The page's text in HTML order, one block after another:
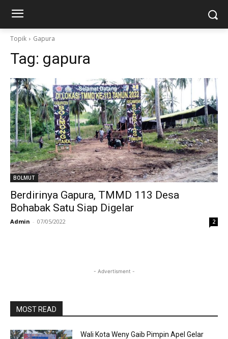
Topik Gapura
Tag: gapura
BOLMUT
Berdirinya Gapura, TMMD 113 Desa
Bohabak Satu Siap Digelar
Admin - 07/05/2022 2
- Advertisment -
MOST READ
Wali Kota Weny Gaib Pimpin Apel Gelar